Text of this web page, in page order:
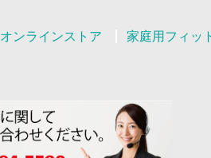
オンラインストア 家庭用フィッ